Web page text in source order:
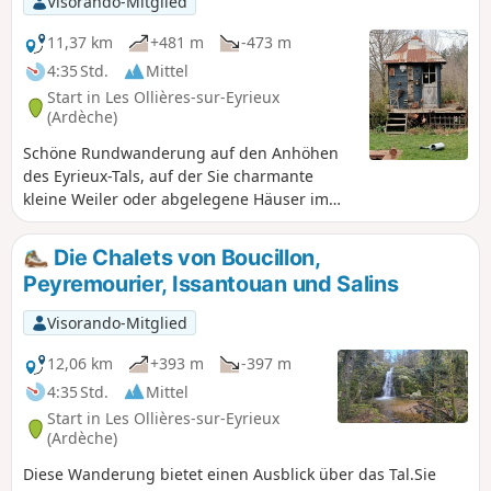
11,37 km
+481 m
-473 m
4:35 Std.
Mittel
Start in Les Ollières-sur-Eyrieux
(Ardèche)
Schöne Rundwanderung auf den Anhöhen
des Eyrieux-Tals, auf der Sie charmante
kleine Weiler oder abgelegene Häuser im
typischen Stil der Ardèche entdecken
können.Die Chalets von Boucillon,
Peyremourier, Issantouan und Salins
Visorando-Mitglied
12,06 km
+393 m
-397 m
4:35 Std.
Mittel
Start in Les Ollières-sur-Eyrieux
(Ardèche)
Diese Wanderung bietet einen Ausblick über das Tal.Sie